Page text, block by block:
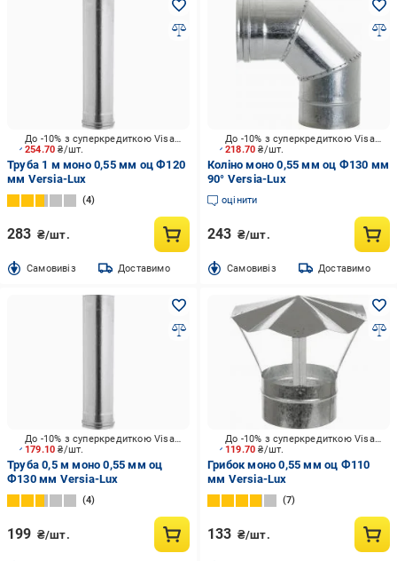
254.70₴/шт.
До -10% з суперкредиткою Visa Вигода
Труба 1 м моно 0,55 мм оц Ф120
мм Versia-Lux
4
283 ₴/шт.
Cамовивіз Доставимо
218.70₴/шт.
До -10% з суперкредиткою Visa Вигода
Коліно моно 0,55 мм оц Ф130 мм
90° Versia-Lux
оцінити
243 ₴/шт.
Cамовивіз Доставимо
179.10₴/шт.
До -10% з суперкредиткою Visa Вигода
Труба 0,5 м моно 0,55 мм оц
Ф130 мм Versia-Lux
4
199 ₴/шт.
119.70₴/шт.
До -10% з суперкредиткою Visa Вигода
Грибок моно 0,55 мм оц Ф110
мм Versia-Lux
7
133 ₴/шт.